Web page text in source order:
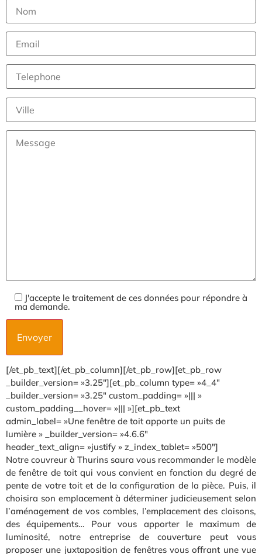
J'accepte le traitement de ces données pour répondre à
ma demande.
[/et_pb_text][/et_pb_column][/et_pb_row][et_pb_row
_builder_version= »3.25″][et_pb_column type= »4_4″
_builder_version= »3.25″ custom_padding= »||| »
custom_padding__hover= »||| »][et_pb_text
admin_label= »Une fenêtre de toit apporte un puits de
lumière » _builder_version= »4.6.6″
header_text_align= »justify » z_index_tablet= »500″]
Notre couvreur à Thurins saura vous recommander le modèle
de fenêtre de toit qui vous convient en fonction du degré de
pente de votre toit et de la configuration de la pièce. Puis, il
choisira son emplacement à déterminer judicieusement selon
l’aménagement de vos combles, l’emplacement des cloisons,
des équipements… Pour vous apporter le maximum de
luminosité, notre entreprise de couverture peut vous
proposer une juxtaposition de fenêtres vous offrant une vue